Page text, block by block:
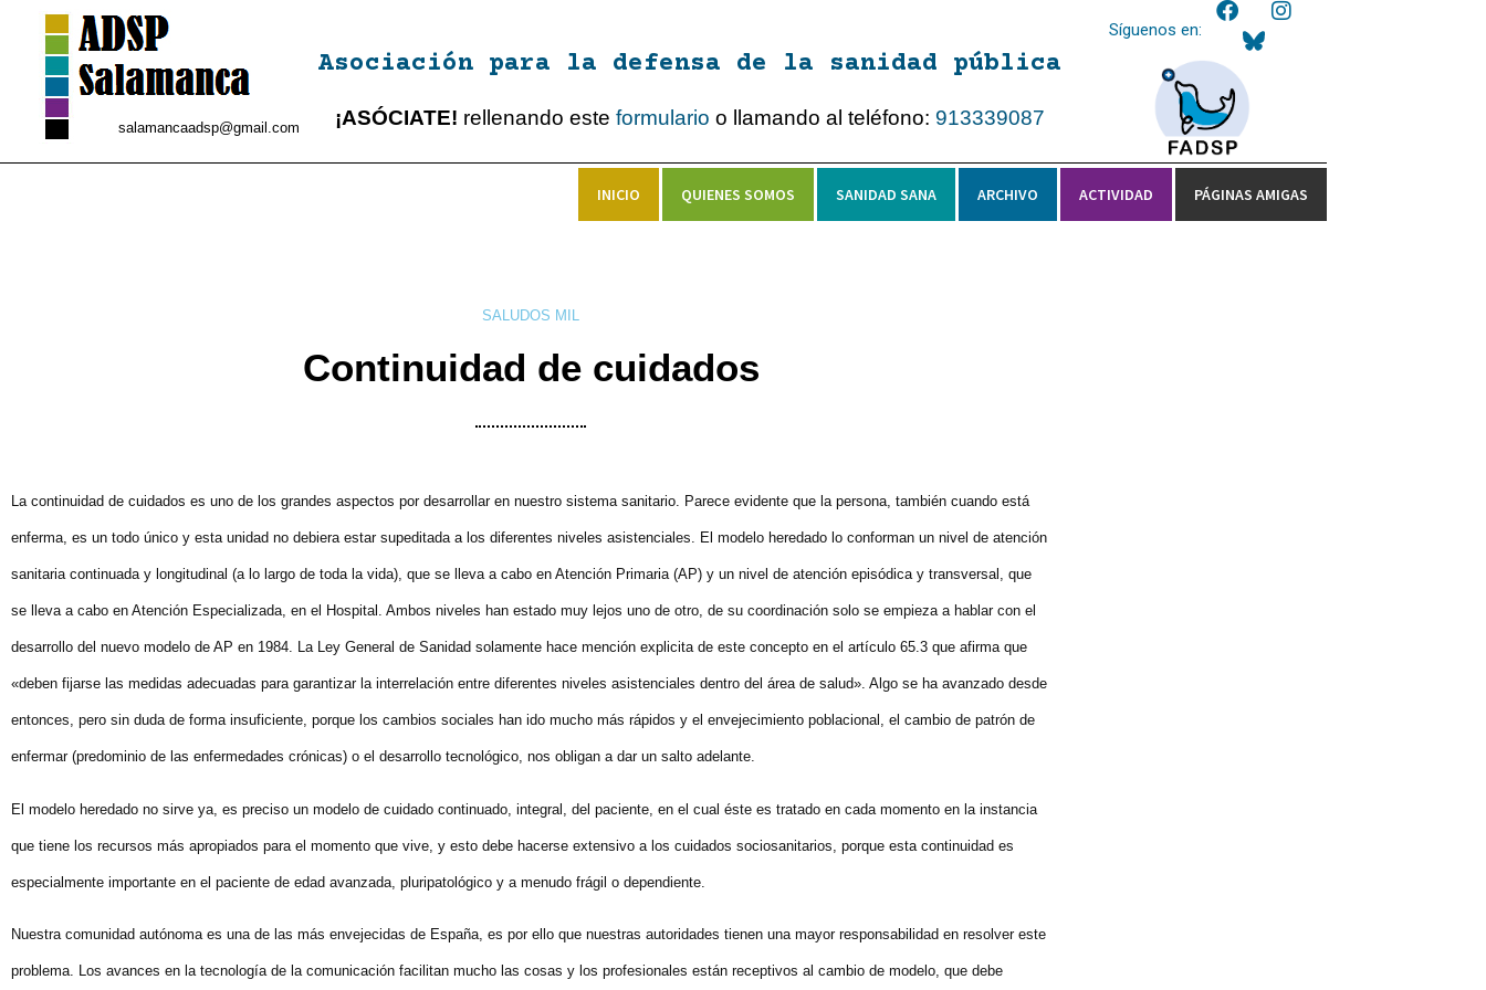
salamancaadsp@gmail.com
Asociación para la defensa de la sanidad pública
¡ASÓCIATE! rellenando esteformulario o llamando al teléfono: 913339087
Síguenos en:
INICIO QUIENES SOMOS SANIDAD SANA ARCHIVO ACTIVIDAD PÁGINAS AMIGAS
SALUDOS MIL
Continuidad de cuidados
La continuidad de cuidados es uno de los grandes aspectos por desarrollar en nuestro sistema sanitario. Parece evidente que la persona, también cuando está
enferma, es un todo único y esta unidad no debiera estar supeditada a los diferentes niveles asistenciales. El modelo heredado lo conforman un nivel de atención
sanitaria continuada y longitudinal (a lo largo de toda la vida), que se lleva a cabo en Atención Primaria (AP) y un nivel de atención episódica y transversal, que
se lleva a cabo en Atención Especializada, en el Hospital. Ambos niveles han estado muy lejos uno de otro, de su coordinación solo se empieza a hablar con el
desarrollo del nuevo modelo de AP en 1984. La Ley General de Sanidad solamente hace mención explicita de este concepto en el artículo 65.3 que afirma que
«deben fijarse las medidas adecuadas para garantizar la interrelación entre diferentes niveles asistenciales dentro del área de salud». Algo se ha avanzado desde
entonces, pero sin duda de forma insuficiente, porque los cambios sociales han ido mucho más rápidos y el envejecimiento poblacional, el cambio de patrón de
enfermar (predominio de las enfermedades crónicas) o el desarrollo tecnológico, nos obligan a dar un salto adelante.
El modelo heredado no sirve ya, es preciso un modelo de cuidado continuado, integral, del paciente, en el cual éste es tratado en cada momento en la instancia
que tiene los recursos más apropiados para el momento que vive, y esto debe hacerse extensivo a los cuidados sociosanitarios, porque esta continuidad es
especialmente importante en el paciente de edad avanzada, pluripatológico y a menudo frágil o dependiente.
Nuestra comunidad autónoma es una de las más envejecidas de España, es por ello que nuestras autoridades tienen una mayor responsabilidad en resolver este
problema. Los avances en la tecnología de la comunicación facilitan mucho las cosas y los profesionales están receptivos al cambio de modelo, que debe